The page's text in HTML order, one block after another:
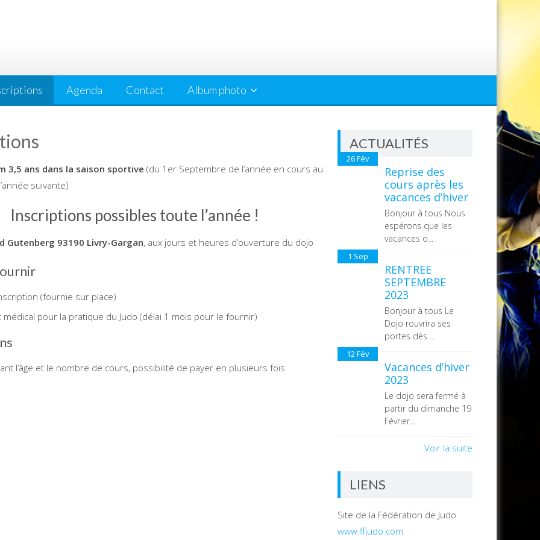
Agenda Contact Album photo
3,5 ans dans la saison sportive (du 1er Septembre de l’année en cours au
suivante)
Inscriptions possibles toute l’année !
Gutenberg 93190 Livry-Gargan, aux jours et heures d’ouverture du dojo
(fournie sur place)
médical pour la pratique du Judo (délai 1 mois pour le fournir)
l’âge et le nombre de cours, possibilité de payer en plusieurs fois
ACTUALITÉS
26Fév
Reprise des
cours après les
vacances d’hiver
Bonjour à tous Nous
espérons que les
vacances o...
1 Sep
RENTREE
SEPTEMBRE
2023
Bonjour à tous Le
Dojo rouvrira ses
portes dès ...
12Fév
Vacances d’hiver
2023
Le dojo sera fermé à
partir du dimanche 19
Février...
Voir la suite
LIENS
Site de la Fédération de Judo
www.ffjudo.com